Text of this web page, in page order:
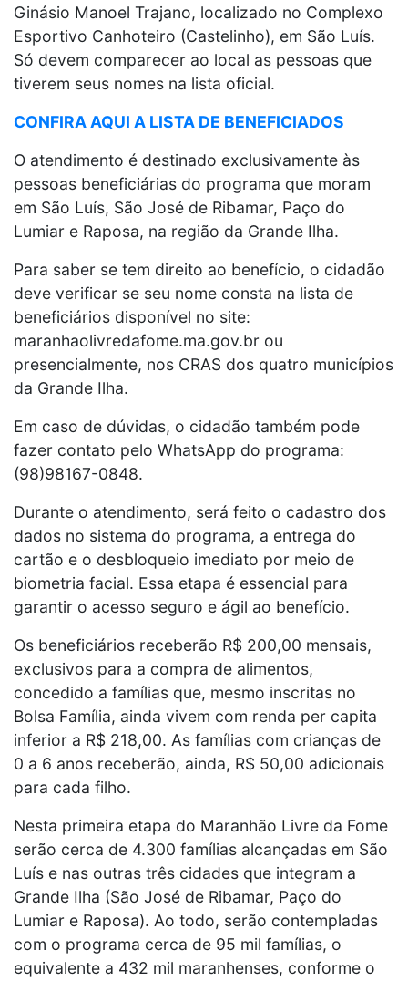
Ginásio Manoel Trajano, localizado no Complexo
Esportivo Canhoteiro (Castelinho), em São Luís.
Só devem comparecer ao local as pessoas que
tiverem seus nomes na lista oficial.
CONFIRA AQUI A LISTA DE BENEFICIADOS
O atendimento é destinado exclusivamente às
pessoas beneficiárias do programa que moram
em São Luís, São José de Ribamar, Paço do
Lumiar e Raposa, na região da Grande Ilha.
Para saber se tem direito ao benefício, o cidadão
deve verificar se seu nome consta na lista de
beneficiários disponível no site:
maranhaolivredafome.ma.gov.br ou
presencialmente, nos CRAS dos quatro municípios
da Grande Ilha.
Em caso de dúvidas, o cidadão também pode
fazer contato pelo WhatsApp do programa:
(98)98167-0848.
Durante o atendimento, será feito o cadastro dos
dados no sistema do programa, a entrega do
cartão e o desbloqueio imediato por meio de
biometria facial. Essa etapa é essencial para
garantir o acesso seguro e ágil ao benefício.
Os beneficiários receberão R$ 200,00 mensais,
exclusivos para a compra de alimentos,
concedido a famílias que, mesmo inscritas no
Bolsa Família, ainda vivem com renda per capita
inferior a R$ 218,00. As famílias com crianças de
0 a 6 anos receberão, ainda, R$ 50,00 adicionais
para cada filho.
Nesta primeira etapa do Maranhão Livre da Fome
serão cerca de 4.300 famílias alcançadas em São
Luís e nas outras três cidades que integram a
Grande Ilha (São José de Ribamar, Paço do
Lumiar e Raposa). Ao todo, serão contempladas
com o programa cerca de 95 mil famílias, o
equivalente a 432 mil maranhenses, conforme o